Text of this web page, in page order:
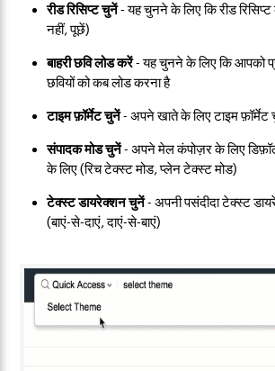
रीड रिसिप्ट चुनें- यह चुनने के लिए कि रीड
नहीं, पूछें)
बाहरी छवि लोड करें- यह चुनने के लिए कि आपको
छवियों को कब लोड करना है
टाइम फ़ॉर्मेट चुनें- अपने खाते के लिए टाइम
संपादक मोड चुनें- अपने मेल कंपोज़र के लिए
के लिए (रिच टेक्स्ट मोड, प्लेन टेक्स्ट मोड)
टेक्स्ट डायरेक्शन चुनें- अपनी पसंदीदा टेक्स्ट
(बाएं-से-दाएं, दाएं-से-बाएं)